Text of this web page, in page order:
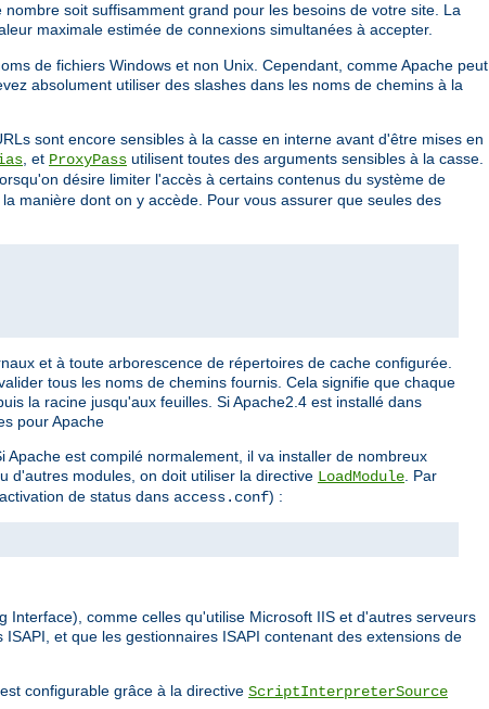
soit suffisamment grand pour les besoins de votre site. La
maximale estimée de connexions simultanées à accepter.
de fichiers Windows et non Unix. Cependant, comme Apache peut
absolument utiliser des slashes dans les noms de chemins à la
sont encore sensibles à la casse en interne avant d'être mises en
, et ProxyPass utilisent toutes des arguments sensibles à la casse.
désire limiter l'accès à certains contenus du système de
manière dont on y accède. Pour vous assurer que seules des
et à toute arborescence de répertoires de cache configurée.
tous les noms de chemins fournis. Cela signifie que chaque
la racine jusqu'aux feuilles. Si Apache2.4 est installé dans
pour Apache
est compilé normalement, il va installer de nombreux
d'autres modules, on doit utiliser la directive LoadModule. Par
de status dans access.conf) :
comme celles qu'utilise Microsoft IIS et d'autres serveurs
ISAPI, et que les gestionnaires ISAPI contenant des extensions de
configurable grâce à la directive ScriptInterpreterSource